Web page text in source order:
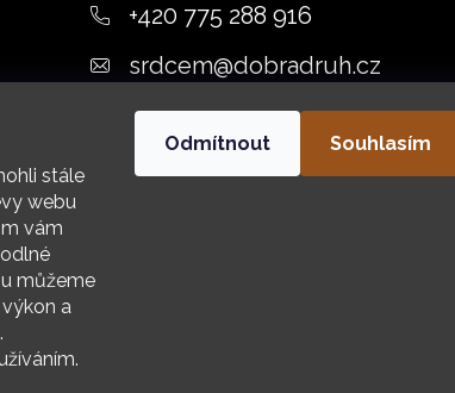
stále
webu
vám
můžeme
a
.
Odmítnout Souhlasím
+420 775 288 916
srdcem@dobradruh.cz